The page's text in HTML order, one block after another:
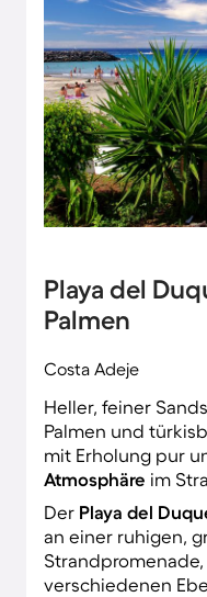
Playa del
Palmen
Costa Adeje
Heller, feiner
Palmen und
mit Erholung pur
Atmosphäre im
Der Playa del
an einer ruhigen,
verschiedenen